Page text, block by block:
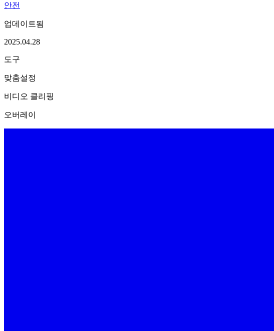
안전
업데이트됨
2025.04.28
도구
맞춤설정
비디오 클리핑
오버레이